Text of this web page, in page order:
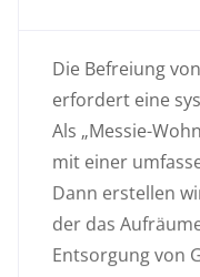
Die Befreiung
erfordert eine
Als „Messie-
mit einer
Dann erstellen
der das
Entsorgung von